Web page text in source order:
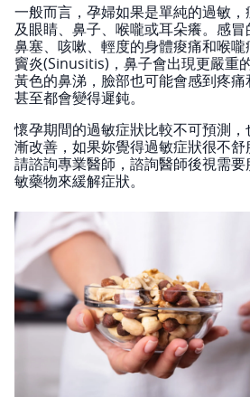
一般而言，孕婦如果是單純的過敏
及眼睛、鼻子、喉嚨或耳朵癢。感
鼻塞、咳嗽、輕度的身體痠痛和喉
竇炎(Sinusitis)，鼻子會出現更嚴重
黃色的鼻涕，臉部也可能會感到疼
甚至都會變得遲鈍。
懷孕期間的過敏症狀比較不可預測
漸改善，如果妳覺得過敏症狀很不舒
請諮詢專業醫師，諮詢醫師後視需
敏藥物來緩解症狀。